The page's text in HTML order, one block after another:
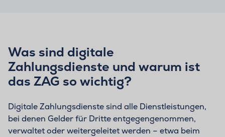
Was sind digitale
Zahlungsdienste und warum ist
das ZAG so wichtig?
Digitale Zahlungsdienste sind alle Dienstleistungen,
bei denen Gelder für Dritte entgegengenommen,
verwaltet oder weitergeleitet werden – etwa beim